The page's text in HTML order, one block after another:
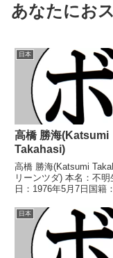
あなたにお
日本
高橋 勝海(Katsumi
Takahasi)
高橋 勝海(Katsumi
リーンツダ) 本名：不明
日：1976年5月7日国籍
タイトル】なし 【戦歴
1995/07/15 ○4R判定 (
明) 上田 忠司(サ...
日本